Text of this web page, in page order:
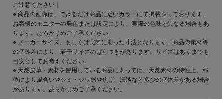
ご注意ください｜
● 商品の画像は、できるだけ商品に近いカラーにて掲載をしております。
お客様のモニターの発色または設定により、実際の色味と異なる場合もあ
ります。あらかじめご了承ください。
● メーカーサイズ、もしくは実際に測った寸法となります。商品の素材等
の個体差により、若干サイズのばらつきがあります。サイズはあくまでも
目安としてお考えください。
● 天然皮革・素材を使用している商品によっては、天然素材の特性上、部
位により風合いやシミ・シワ感や焦げ、濃淡など多少の個体差がある場合
があります。あらかじめご了承ください。